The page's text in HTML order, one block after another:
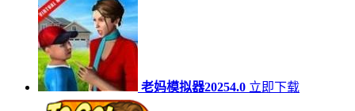
老妈模拟器20254.0 立即下载